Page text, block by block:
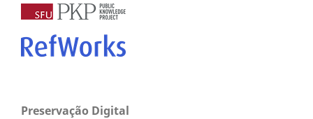
Preservação Digital